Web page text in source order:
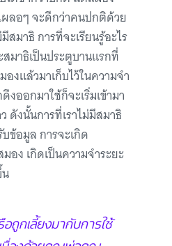
ลอๆ จะดีกว่าคนปกติด้วย
สมาธิ การที่จะเรียนรู้อะไร
สมาธิเป็นประตูบานแรกที่
งแล้วมาเก็บไว้ในความจำ
ออกมาใช้ก็จะเริ่มเข้ามา
ดังนั้นการที่เราไม่มีสมาธิ
ข้อมูล การจะเกิด
อง เกิดเป็นความจำระยะ
อถูกเลี้ยงมากับการใช้